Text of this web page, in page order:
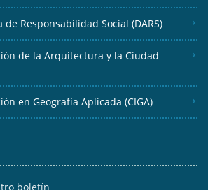
Responsabilidad Social (DARS)
de la Arquitectura y la Ciudad
en Geografía Aplicada (CIGA)
boletín